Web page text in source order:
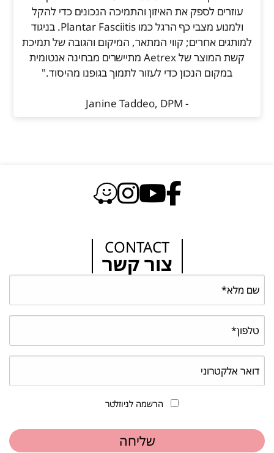
עוזרים לספק את האיזון והתמיכה הנכונים כדי להקל
ולמנוע מצבי כף הרגל כמו Plantar Fasciitis. בניגוד
למותגים אחרים; קווי המתאר, המיקום והגובה של תמיכת
קשת המוצר של Aetrex מתיישרים מבחינה אנטומית
במקום הנכון כדי לעזור לתמוך בגופנו מהיסוד."
- Janine Taddeo, DPM
CONTACT
צור קשר
הרשמה לניוזלטר